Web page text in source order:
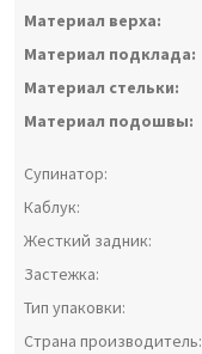
Материал верха:
Материал подклада:
Материал стельки:
Материал подошвы:
Супинатор:
Каблук:
Жесткий задник:
Застежка:
Тип упаковки:
Страна производитель: